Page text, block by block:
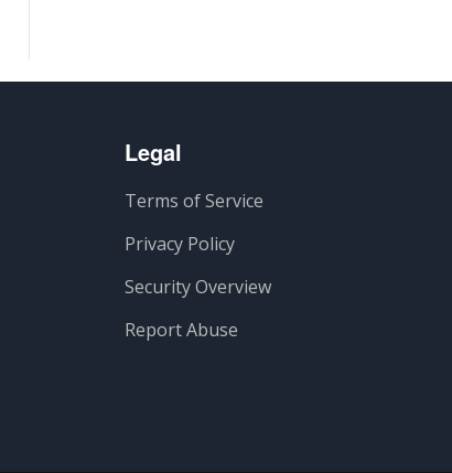
Legal
Terms of Service
Privacy Policy
Security Overview
Report Abuse